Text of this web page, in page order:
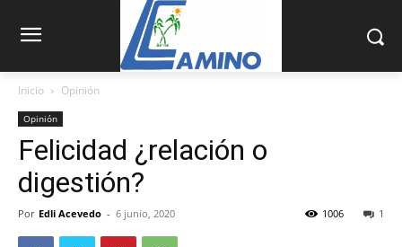
Inicio Opinión
Opinión
Felicidad ¿relación o
digestión?
Por Edli Acevedo - 6 junio, 2020 1
1006